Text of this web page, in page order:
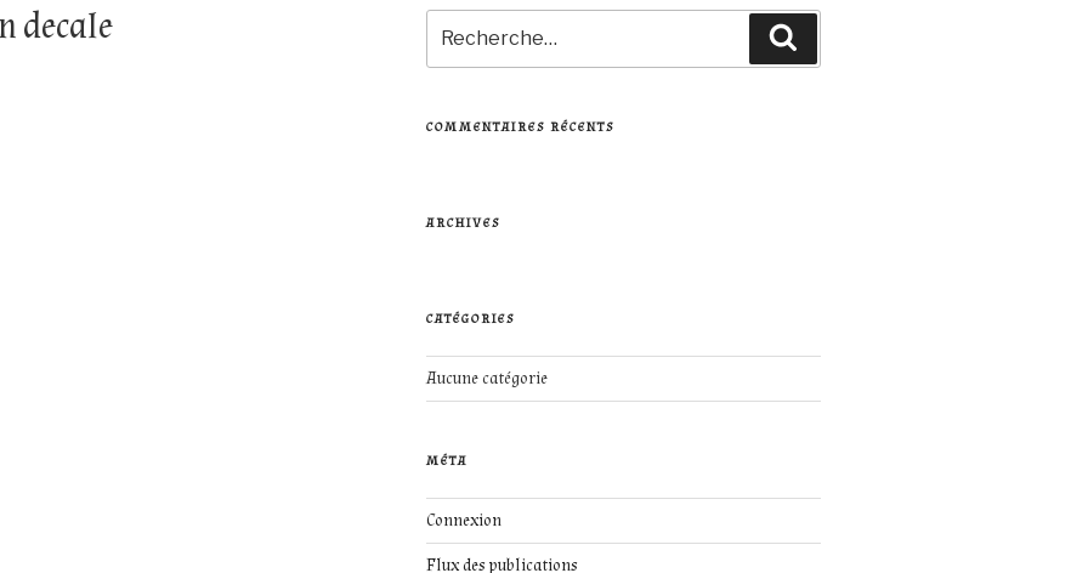
decale
pour
:
COMMENTAIRES RÉCENTS
ARCHIVES
CATÉGORIES
Aucune catégorie
MÉTA
Connexion
Flux des publications